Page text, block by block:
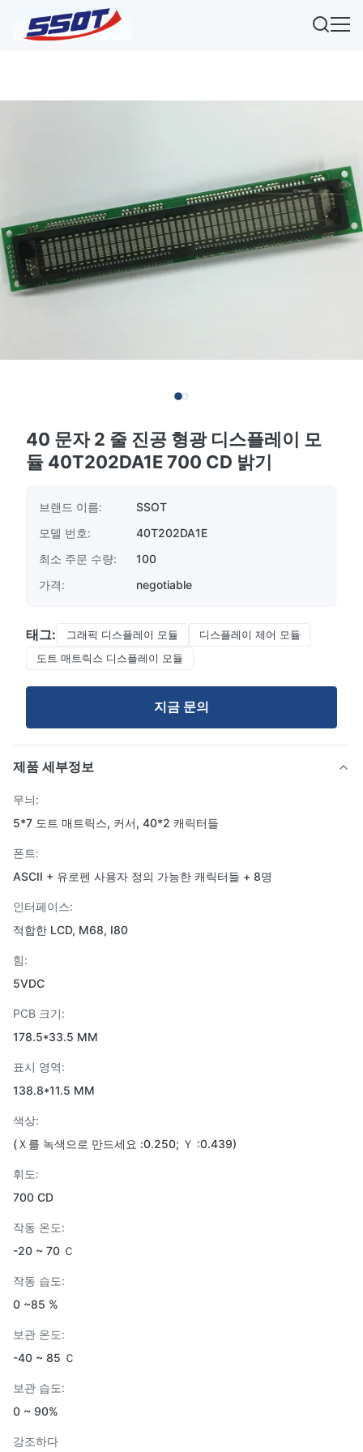
40 문자 2 줄 진공 형광 디스플레이 모
듈 40T202DA1E 700 CD 밝기
브랜드 이름:
SSOT
모델 번호:
40T202DA1E
최소 주문 수량:
100
가격:
negotiable
태그: 그래픽 디스플레이 모듈
디스플레이 제어 모듈
도트 매트릭스 디스플레이 모듈
지금 문의
제품 세부정보
무늬:
5*7 도트 매트릭스, 커서, 40*2 캐릭터들
폰트:
ASCII + 유로펜 사용자 정의 가능한 캐릭터들 + 8명
인터페이스:
적합한 LCD, M68, I80
힘:
5VDC
PCB 크기:
178.5*33.5 MM
표시 영역:
138.8*11.5 MM
색상:
(Ｘ를 녹색으로 만드세요 :0.250; Ｙ :0.439)
휘도:
700 CD
작동 온도:
-20 ~ 70 Ｃ
작동 습도:
0 ~85 %
보관 온도:
-40 ~ 85 Ｃ
보관 습도:
0 ~ 90%
강조하다